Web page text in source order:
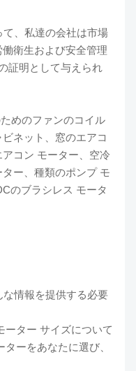
、私達の会社は市場
衛生および安全管理
証明として与えられ
めのファンのコイル
ネット、窓のエアコ
コン モーター、空冷
ー、種類のポンプ モ
のブラシレス モータ
情報を提供する必要
ーター サイズについて
ーをあなたに選び、